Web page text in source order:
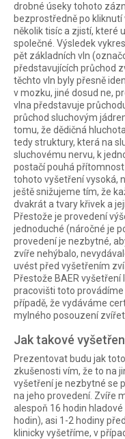
drobné úseky tohoto
bezprostředně po
několik tisíc a zjistí, které
společné. Výsledek
pět základních vln
představujících průchod
těchto vln byly přesně
v mozku, jiné dosud ne,
vlna představuje
průchod sluchovým
tomu, že dědičná
tedy struktury, která na
sluchovému nervu, k
postačí pouhá přítomnost
tohoto vyšetření vysoká,
ještě snižujeme tím, že
dvakrát a tvary křivek a
Přestože je provedení
jednoduché (náročné je
provedení je nezbytné,
zvíře nehýbalo,
uvést před vyšetřením
Přestože BAER
pracovišti toto
případě, že vydáváme
mylného posouzení
Jak takové
Prezentovat budu jak
zkušenosti vím, že to na
vyšetření je nezbytné se
na jeho provedení. Zvíře
alespoň 16 hodin
hodin), asi 1-2 hodiny
klinicky vyšetříme, v